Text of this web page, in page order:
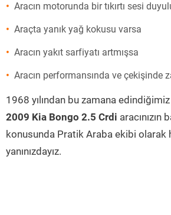
Aracın motorunda bir tıkırtı sesi
Araçta yanık yağ kokusu varsa
Aracın yakıt sarfiyatı artmışsa
Aracın performansında ve çekişinde
1968 yılından bu zamana
2009 Kia Bongo 2.5 Crdi aracınızın
konusunda Pratik Araba ekibi olarak
yanınızdayız.